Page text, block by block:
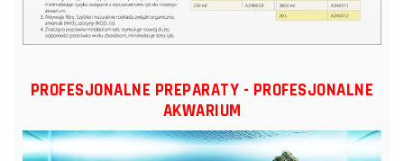
PROFESJONALNE PREPARATY - PROFESJONALNE
AKWARIUM